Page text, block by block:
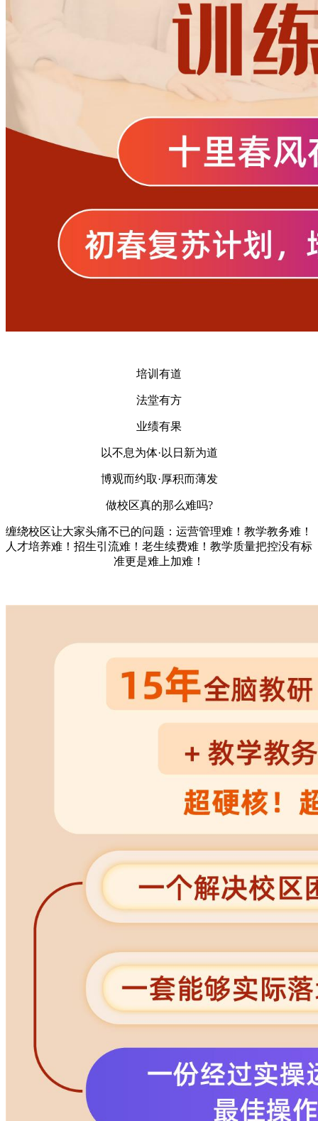
培训有道
法堂有方
业绩有果
以不息为体·以日新为道
博观而约取·厚积而薄发
做校区真的那么难吗?
缠绕校区让大家头痛不已的问题：运营管理难！教学教务难！
人才培养难！招生引流难！老生续费难！教学质量把控没有标
准更是难上加难！